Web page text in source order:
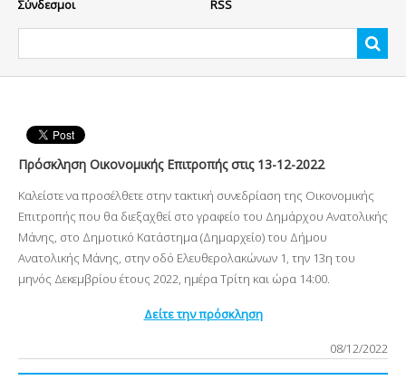
Σύνδεσμοι RSS
Πρόσκληση Οικονομικής Επιτροπής στις 13-12-2022
Καλείστε να προσέλθετε στην τακτική συνεδρίαση της Οικονομικής
Επιτροπής που θα διεξαχθεί στο γραφείο του Δημάρχου Ανατολικής
Μάνης, στο Δημοτικό Κατάστημα (Δημαρχείο) του Δήμου
Ανατολικής Μάνης, στην οδό Ελευθερολακώνων 1, την 13η του
μηνός Δεκεμβρίου έτους 2022, ημέρα Τρίτη και ώρα 14:00.
Δείτε την πρόσκληση
08/12/2022